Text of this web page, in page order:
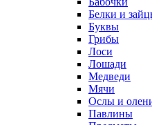
Белки и
Буквы
Грибы
Лоси
Лошади
Медведи
Мячи
Ослы и
Павлины